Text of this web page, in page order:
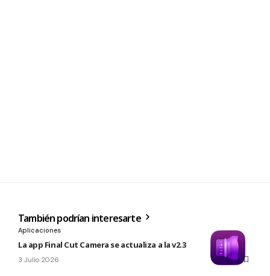
También podrían interesarte
Aplicaciones
La app Final Cut Camera se actualiza a la v2.3
3 Julio 2026